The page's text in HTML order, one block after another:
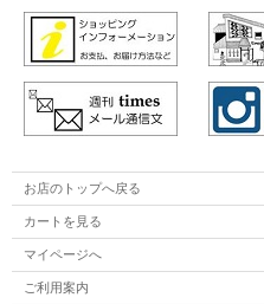
お店のトップへ戻る
カートを見る
マイページへ
ご利用案内